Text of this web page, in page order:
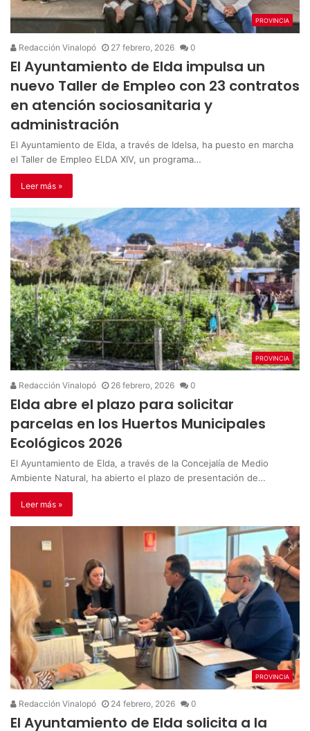
PROVINCIA
Redacción Vinalopó 27 febrero, 2026 0
El Ayuntamiento de Elda impulsa un
nuevo Taller de Empleo con 23 contratos
en atención sociosanitaria y
administración
El Ayuntamiento de Elda, a través de Idelsa, ha puesto en marcha
el Taller de Empleo ELDA XIV, un programa…
Leer más »
PROVINCIA
Redacción Vinalopó 26 febrero, 2026 0
Elda abre el plazo para solicitar
parcelas en los Huertos Municipales
Ecológicos 2026
El Ayuntamiento de Elda, a través de la Concejalía de Medio
Ambiente Natural, ha abierto el plazo de presentación de…
Leer más »
PROVINCIA
Redacción Vinalopó 24 febrero, 2026 0
El Ayuntamiento de Elda solicita a la